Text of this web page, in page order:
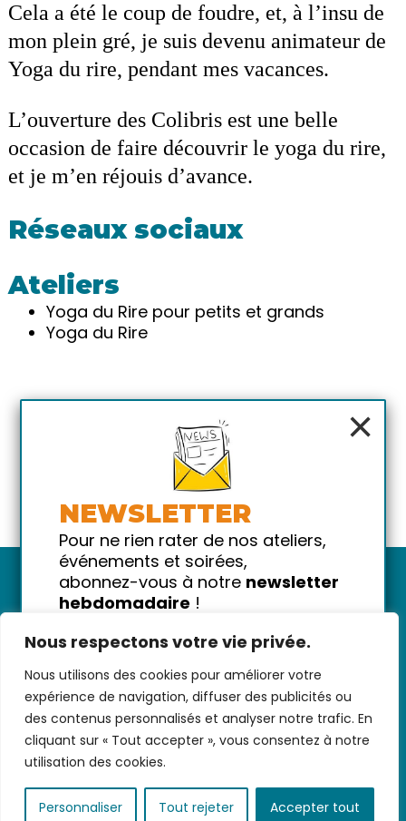
Nous respectons votre vie privée.
Nous utilisons des cookies pour améliorer votre
expérience de navigation, diffuser des publicités ou
des contenus personnalisés et analyser notre trafic. En
cliquant sur « Tout accepter », vous consentez à notre
utilisation des cookies.
Personnaliser Tout rejeter Accepter tout
Cela a été le coup de foudre, et, à l’insu de
mon plein gré, je suis devenu animateur de
Yoga du rire, pendant mes vacances.
L’ouverture des Colibris est une belle
occasion de faire découvrir le yoga du rire,
et je m’en réjouis d’avance.
Réseaux sociaux
Ateliers
Yoga du Rire pour petits et grands
Yoga du Rire
Nous contacter-CGV/CGU-Données
personnelles-Infos pratiques- FAQ
×
NEWSLETTER
Pour ne rien rater de nos ateliers,
événements et soirées,
abonnez-vous à notre newsletter
hebdomadaire !
!
Votre email